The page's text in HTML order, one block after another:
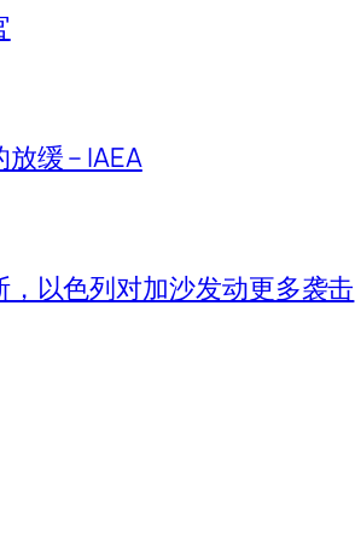
缓 – IAEA
以色列对加沙发动更多袭击